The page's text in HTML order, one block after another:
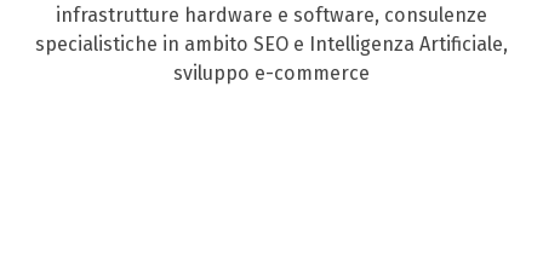
infrastrutture hardware e software, consulenze
specialistiche in ambito SEO e Intelligenza Artificiale,
sviluppo e-commerce